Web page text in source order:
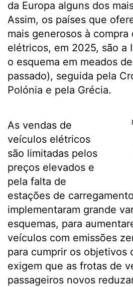
da Europa alguns dos
Assim, os países que
mais generosos à
elétricos, em 2025, são a
o esquema em meados
passado), seguida pela
Polónia e pela Grécia.
As vendas de
veículos elétricos
são limitadas pelos
preços elevados e
pela falta de
estações de
implementaram grande
esquemas, para
veículos com emissões
para cumprir os objetivos
exigem que as frotas de
passageiros novos